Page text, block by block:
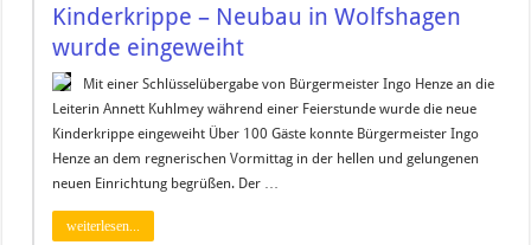
Kinderkrippe – Neubau in Wolfshagen
wurde eingeweiht
Mit einer Schlüsselübergabe von Bürgermeister Ingo Henze an die
Leiterin Annett Kuhlmey während einer Feierstunde wurde die neue
Kinderkrippe eingeweiht Über 100 Gäste konnte Bürgermeister Ingo
Henze an dem regnerischen Vormittag in der hellen und gelungenen
neuen Einrichtung begrüßen. Der …
weiterlesen...